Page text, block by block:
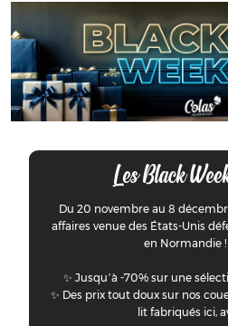
Les Black
Du 20 novembre au 8
affaires venue des États-Unis
en Normandie
✨ Jusqu’à -70% sur une
✨ Des prix tout doux sur nos
lit fabriqués ici,